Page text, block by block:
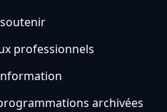
professionnels
archivées